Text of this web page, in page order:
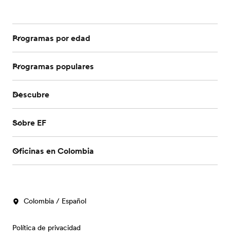
Programas por edad
Programas populares
Descubre
Sobre EF
Oficinas en Colombia
Colombia / Español
Política de privacidad